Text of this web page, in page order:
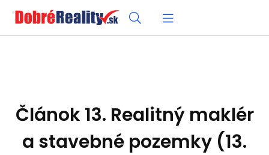
Článok 13. Realitný maklér
a stavebné pozemky (13.